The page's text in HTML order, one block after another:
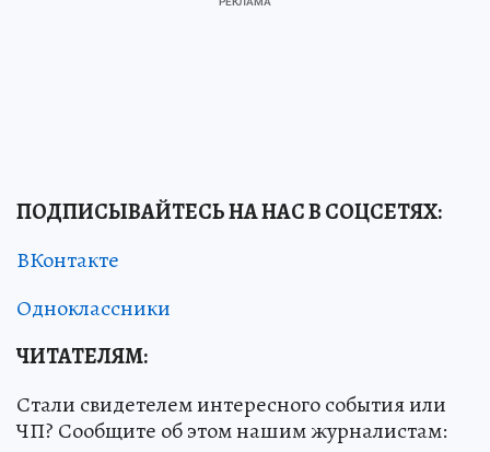
ПОДПИСЫВАЙТЕСЬ НА НАС В СОЦСЕТЯХ:
ВКонтакте
Одноклассники
ЧИТАТЕЛЯМ:
Стали свидетелем интересного события или
ЧП? Сообщите об этом нашим журналистам: